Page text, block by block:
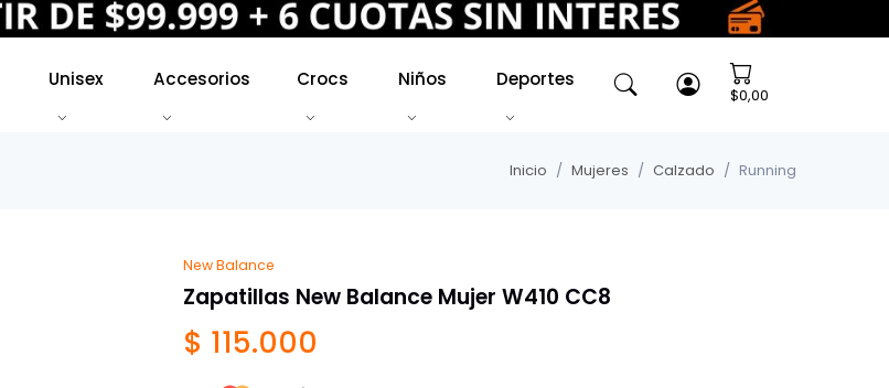
Unisex Accesorios Crocs Niños Deportes
$0,00
Inicio Mujeres Calzado Running
New Balance
Zapatillas New Balance Mujer W410 CC8
$ 115.000